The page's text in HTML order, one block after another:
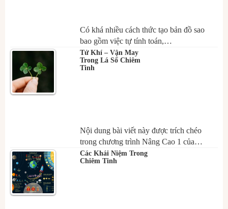
Có khá nhiều cách thức tạo bản đồ sao
bao gồm việc tự tính toán,…
Tử Khí – Vận May
Trong Lá Số Chiêm
Tinh
Nội dung bài viết này được trích chéo
trong chương trình Nâng Cao 1 của…
Các Khái Niệm Trong
Chiêm Tinh